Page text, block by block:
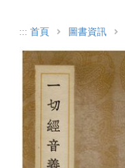
::: 首頁 圖書資訊